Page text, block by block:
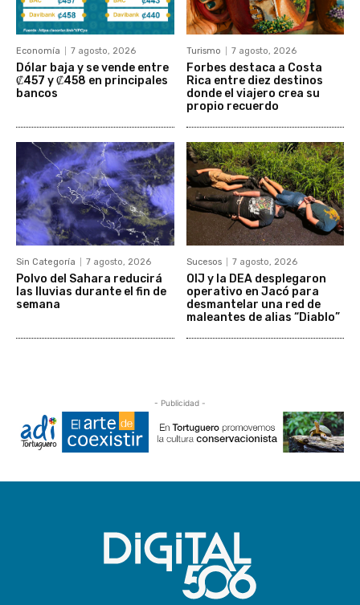
Economía 7 agosto, 2026
Dólar baja y se vende entre
₡457 y ₡458 en principales
bancos
Turismo 7 agosto, 2026
Forbes destaca a Costa
Rica entre diez destinos
donde el viajero crea su
propio recuerdo
Sin Categoría 7 agosto, 2026
Polvo del Sahara reducirá
las lluvias durante el fin de
semana
Sucesos 7 agosto, 2026
OIJ y la DEA desplegaron
operativo en Jacó para
desmantelar una red de
maleantes de alias “Diablo”
- Publicidad -